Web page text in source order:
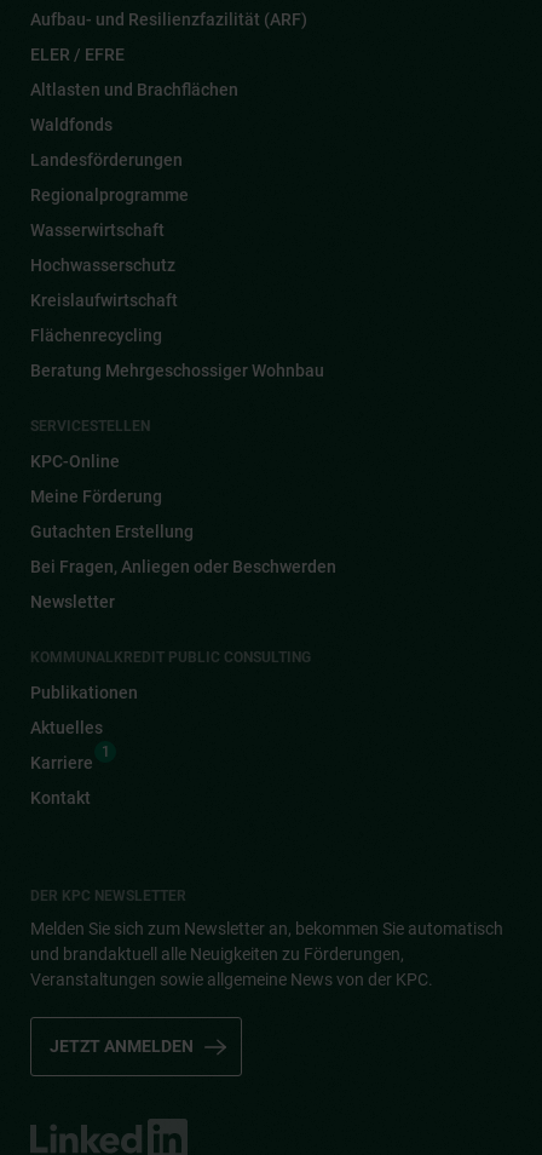
Aufbau- und Resilienzfazilität (ARF)
ELER / EFRE
Altlasten und Brachflächen
Waldfonds
Landesförderungen
Regionalprogramme
Wasserwirtschaft
Hochwasserschutz
Kreislaufwirtschaft
Flächenrecycling
Beratung Mehrgeschossiger Wohnbau
SERVICESTELLEN
KPC-Online
Meine Förderung
Gutachten Erstellung
Bei Fragen, Anliegen oder Beschwerden
Newsletter
KOMMUNALKREDIT PUBLIC CONSULTING
Publikationen
Aktuelles
Karriere
1
Kontakt
DER KPC NEWSLETTER
Melden Sie sich zum Newsletter an, bekommen Sie automatisch
und brandaktuell alle Neuigkeiten zu Förderungen,
Veranstaltungen sowie allgemeine News von der KPC.
JETZT ANMELDEN